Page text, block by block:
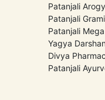
Patanjali
Patanjali
Patanjali
Yagya
Divya
Patanjali